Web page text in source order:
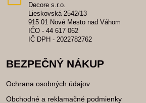
Decore s.r.o.
Lieskovská 2542/13
915 01 Nové Mesto nad Váhom
IČO - 44 617 062
IČ DPH - 2022782762
BEZPEČNÝ NÁKUP
Ochrana osobných údajov
Obchodné a reklamačné podmienky